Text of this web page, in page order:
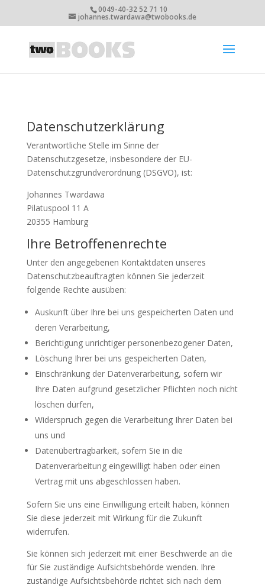
0049-40-32 52 71 10
johannes.twardawa@twobooks.de
Datenschutzerklärung
Verantwortliche Stelle im Sinne der
Datenschutzgesetze, insbesondere der EU-
Datenschutzgrundverordnung (DSGVO), ist:
Johannes Twardawa
Pilatuspool 11 A
20355 Hamburg
Ihre Betroffenenrechte
Unter den angegebenen Kontaktdaten unseres
Datenschutzbeauftragten können Sie jederzeit
folgende Rechte ausüben:
Auskunft über Ihre bei uns gespeicherten Daten und
deren Verarbeitung,
Berichtigung unrichtiger personenbezogener Daten,
Löschung Ihrer bei uns gespeicherten Daten,
Einschränkung der Datenverarbeitung, sofern wir
Ihre Daten aufgrund gesetzlicher Pflichten noch nicht
löschen dürfen,
Widerspruch gegen die Verarbeitung Ihrer Daten bei
uns und
Datenübertragbarkeit, sofern Sie in die
Datenverarbeitung eingewilligt haben oder einen
Vertrag mit uns abgeschlossen haben.
Sofern Sie uns eine Einwilligung erteilt haben, können
Sie diese jederzeit mit Wirkung für die Zukunft
widerrufen.
Sie können sich jederzeit mit einer Beschwerde an die
für Sie zuständige Aufsichtsbehörde wenden. Ihre
zuständige Aufsichtsbehörde richtet sich nach dem